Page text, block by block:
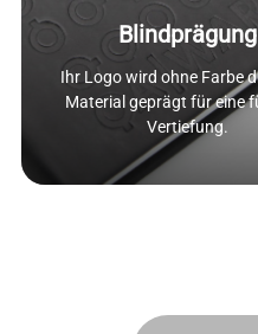
Blindprägung
Ihr Logo wird ohne Farbe
Material geprägt für eine
Vertiefung.